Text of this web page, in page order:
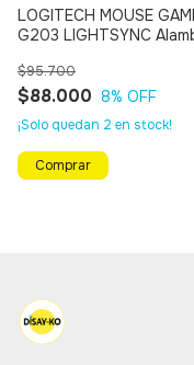
LOGITECH MOUSE
G203 LIGHTSYNC
$88.000
$95.700
8% OFF
¡Solo quedan 2 en stock!